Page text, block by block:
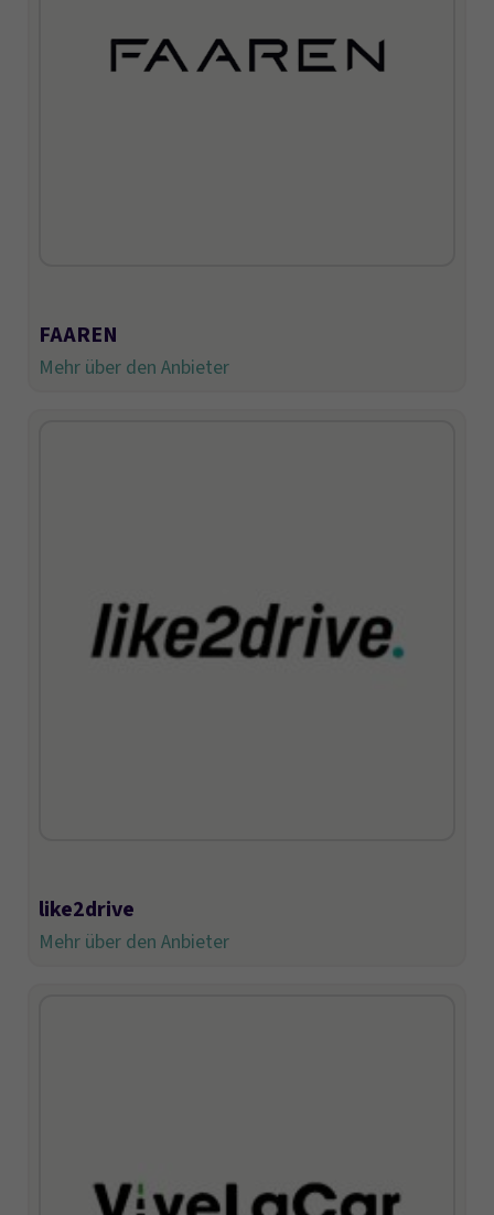
FAAREN
Mehr über den Anbieter
like2drive
Mehr über den Anbieter